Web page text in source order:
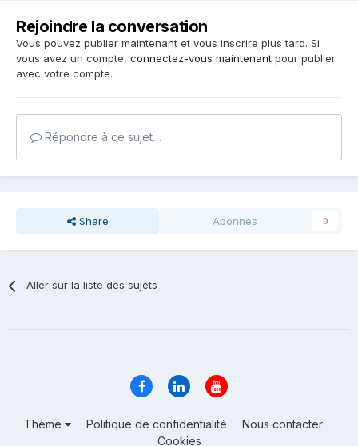
Rejoindre la conversation
Vous pouvez publier maintenant et vous inscrire plus tard. Si
vous avez un compte, connectez-vous maintenant pour publier
avec votre compte.
Répondre à ce sujet…
Share Abonnés 0
Aller sur la liste des sujets
Thème Politique de confidentialité
Nous contacter
Cookies